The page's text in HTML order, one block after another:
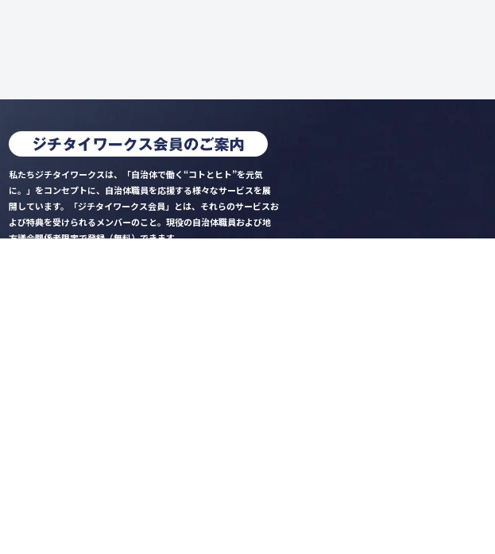
私たちジチタイワークスは、「自治体で働く“コトとヒト”を元気
に。」をコンセプトに、自治体職員を応援する様々なサービスを展
開しています。「ジチタイワークス会員」とは、それらのサービスお
よび特典を受けられるメンバーのこと。現役の自治体職員および地
方議会関係者限定で登録（無料）できます。